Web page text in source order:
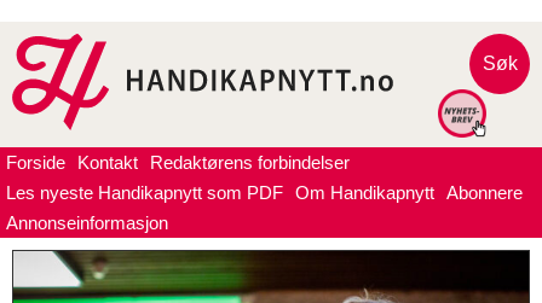
Søk
Forside Kontakt
Redaktørens forbindelser
Les nyeste Handikapnytt som PDF Om Handikapnytt Abonnere
Annonseinformasjon